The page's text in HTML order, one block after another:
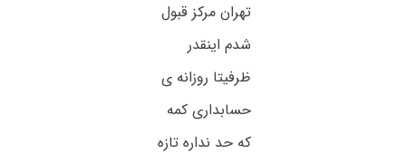
تهران مرکز قبول
شدم اینقدر
ظرفیتا روزانه ی
حسابداری کمه
که حد نداره تازه